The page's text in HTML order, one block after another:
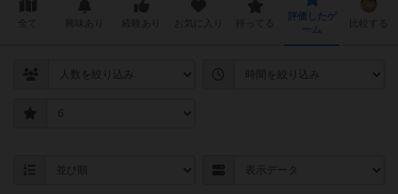
評価したゲ
ーム